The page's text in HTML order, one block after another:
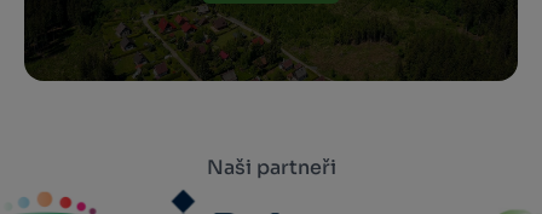
Naši partneři